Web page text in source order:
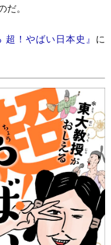
。
超！やばい日本史』 に